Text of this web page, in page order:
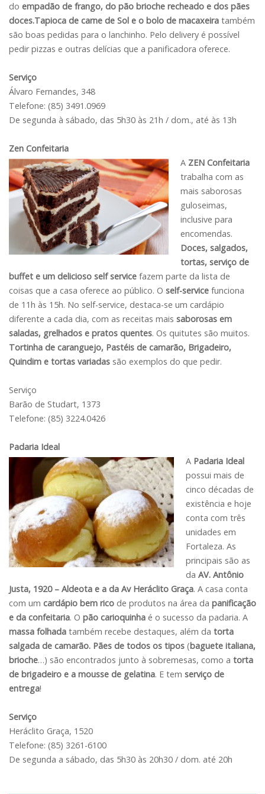
do empadão de frango, do pão brioche recheado e dos pães
doces.Tapioca de carne de Sol e o bolo de macaxeira também
são boas pedidas para o lanchinho. Pelo delivery é possível
pedir pizzas e outras delícias que a panificadora oferece.
Serviço
Álvaro Fernandes, 348
Telefone: (85) 3491.0969
De segunda à sábado, das 5h30 às 21h / dom., até às 13h
Zen Confeitaria
A ZEN Confeitaria
trabalha com as
mais saborosas
guloseimas,
inclusive para
encomendas.
Doces, salgados,
tortas, serviço de
buffet e um delicioso self service fazem parte da lista de
coisas que a casa oferece ao público. O self-service funciona
de 11h às 15h. No self-service, destaca-se um cardápio
diferente a cada dia, com as receitas mais saborosas em
saladas, grelhados e pratos quentes. Os quitutes são muitos.
Tortinha de caranguejo, Pastéis de camarão, Brigadeiro,
Quindim e tortas variadas são exemplos do que pedir.
Serviço
Barão de Studart, 1373
Telefone: (85) 3224.0426
Padaria Ideal
A Padaria Ideal
possui mais de
cinco décadas de
existência e hoje
conta com três
unidades em
Fortaleza. As
principais são as
da AV. Antônio
Justa, 1920 – Aldeota e a da Av Heráclito Graça. A casa conta
com um cardápio bem rico de produtos na área da panificação
e da confeitaria. O pão carioquinha é o sucesso da padaria. A
massa folhada também recebe destaques, além da torta
salgada de camarão. Pães de todos os tipos (baguete italiana,
brioche…) são encontrados junto à sobremesas, como a torta
de brigadeiro e a mousse de gelatina. E tem serviço de
entrega!
Serviço
Heráclito Graça, 1520
Telefone: (85) 3261-6100
De segunda a sábado, das 5h30 às 20h30 / dom. até 20h